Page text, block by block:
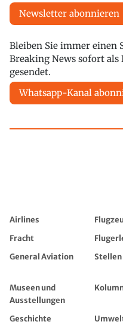
Newsletter abonnieren
Bleiben Sie immer einen
Breaking News sofort
gesendet.
Whatsapp-Kanal
Airlines
Fracht
General Aviation
Stellen
Museen und
Ausstellungen
Geschichte